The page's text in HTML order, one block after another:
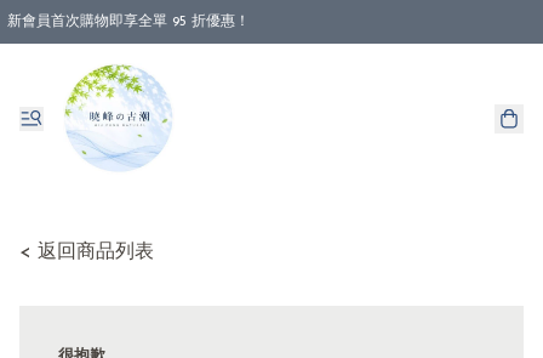
新會員首次購物即享全單 95 折優惠！
消費即享全單 88 折優惠！
< 返回商品列表